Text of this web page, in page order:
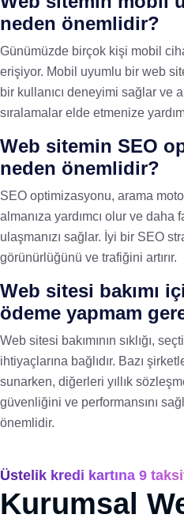
neden önemlidir?
Günümüzde birçok kişi mobil
erişiyor. Mobil uyumlu bir web
bir kullanıcı deneyimi sağlar ve
sıralamalar elde etmenize
Web sitemin SEO
neden önemlidir?
SEO optimizasyonu, arama
almanıza yardımcı olur ve
ulaşmanızı sağlar. İyi bir SEO
görünürlüğünü ve trafiğini artırır.
Web sitesi bakımı
ödeme yapmam
Web sitesi bakımının sıklığı,
ihtiyaçlarına bağlıdır. Bazı
sunarken, diğerleri yıllık
güvenliğini ve performansını
önemlidir.
Üstelik kredi kartına 9
Kurumsal